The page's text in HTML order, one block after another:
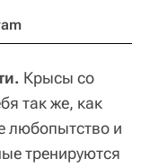
Крысы со
так же, как
любопытство и
тренируются